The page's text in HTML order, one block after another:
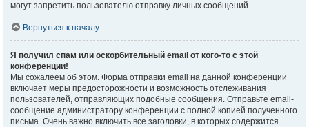
могут запретить пользователю отправку личных сообщений.
Вернуться к началу
Я получил спам или оскорбительный email от кого-то с этой
конференции!
Мы сожалеем об этом. Форма отправки email на данной конференции
включает меры предосторожности и возможность отслеживания
пользователей, отправляющих подобные сообщения. Отправьте email-
сообщение администратору конференции с полной копией полученного
письма. Очень важно включить все заголовки, в которых содержится